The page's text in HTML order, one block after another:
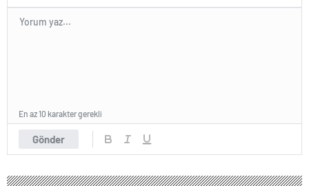
Gönder
En az 10 karakter gerekli